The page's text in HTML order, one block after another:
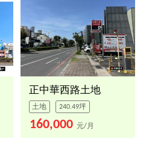
正中華西路土地
土地 240.49坪
160,000 元/月